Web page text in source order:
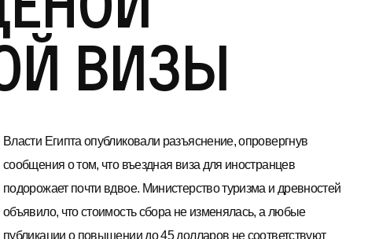
визы
Власти Египта опубликовали разъяснение, опровергнув
сообщения о том, что въездная виза для иностранцев
подорожает почти вдвое. Министерство туризма и древностей
объявило, что стоимость сбора не изменялась, а любые
публикации о повышении до 45 долларов не соответствуют